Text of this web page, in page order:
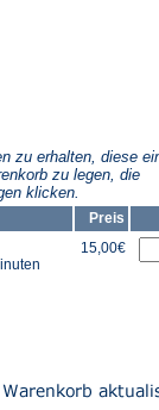
zu erhalten, diese
zu legen, die
klicken.
Preis
15,00€